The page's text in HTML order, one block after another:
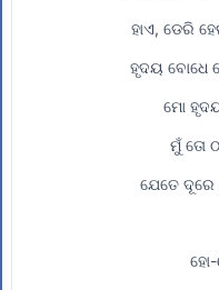
ହାଏ, ଡେରି
ହୃଦୟ ବୋଧେ
ମୋ
ମୁଁ ତୋ
ଯେତେ